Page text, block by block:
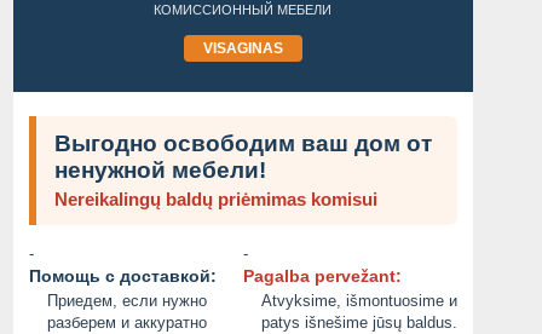
КОМИССИОННЫЙ МЕБЕЛИ
VISAGINAS
Выгодно освободим ваш дом от
ненужной мебели!
Nereikalingų baldų priėmimas komisui
-
Помощь с доставкой:
Приедем, если нужно
разберем и аккуратно
-
Pagalba pervežant:
Atvyksime, išmontuosime и
patys išnešime jūsų baldus.